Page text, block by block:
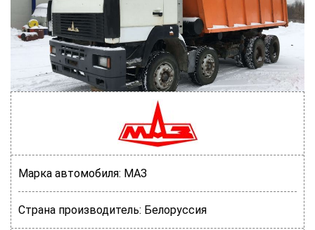
Марка автомобиля: МАЗ
Страна производитель: Белоруссия